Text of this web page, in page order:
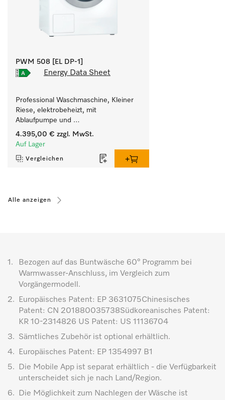
PWM 508 [EL DP-1]
Energy Data Sheet
Professional Waschmaschine, Kleiner
Riese, elektrobeheizt, mit
Ablaufpumpe und
zielgruppenspezifischen Programmen.
Leistung 8 kg  in 49 min .
4.395,00 € zzgl. MwSt.
Auf Lager
Vergleichen
Alle anzeigen
1.
Bezogen auf das Buntwäsche 60° Programm bei
Warmwasser-Anschluss, im Vergleich zum
Vorgängermodell.
2.
Europäisches Patent: EP 3631075Chinesisches
Patent: CN 201880035738Südkoreanisches Patent:
KR 10-2314826 US Patent: US 11136704
3.
Sämtliches Zubehör ist optional erhältlich.
4.
Europäisches Patent: EP 1354997 B1
5.
Die Mobile App ist separat erhältlich - die Verfügbarkeit
unterscheidet sich je nach Land/Region.
6.
Die Möglichkeit zum Nachlegen der Wäsche ist